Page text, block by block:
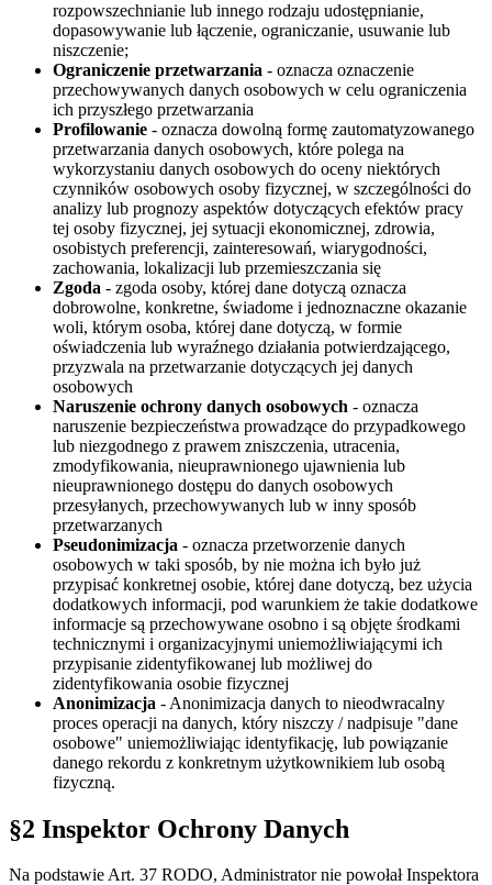
rozpowszechnianie lub innego rodzaju udostępnianie,
dopasowywanie lub łączenie, ograniczanie, usuwanie lub
niszczenie;
Ograniczenie przetwarzania - oznacza oznaczenie
przechowywanych danych osobowych w celu ograniczenia
ich przyszłego przetwarzania
Profilowanie - oznacza dowolną formę zautomatyzowanego
przetwarzania danych osobowych, które polega na
wykorzystaniu danych osobowych do oceny niektórych
czynników osobowych osoby fizycznej, w szczególności do
analizy lub prognozy aspektów dotyczących efektów pracy
tej osoby fizycznej, jej sytuacji ekonomicznej, zdrowia,
osobistych preferencji, zainteresowań, wiarygodności,
zachowania, lokalizacji lub przemieszczania się
Zgoda - zgoda osoby, której dane dotyczą oznacza
dobrowolne, konkretne, świadome i jednoznaczne okazanie
woli, którym osoba, której dane dotyczą, w formie
oświadczenia lub wyraźnego działania potwierdzającego,
przyzwala na przetwarzanie dotyczących jej danych
osobowych
Naruszenie ochrony danych osobowych - oznacza
naruszenie bezpieczeństwa prowadzące do przypadkowego
lub niezgodnego z prawem zniszczenia, utracenia,
zmodyfikowania, nieuprawnionego ujawnienia lub
nieuprawnionego dostępu do danych osobowych
przesyłanych, przechowywanych lub w inny sposób
przetwarzanych
Pseudonimizacja - oznacza przetworzenie danych
osobowych w taki sposób, by nie można ich było już
przypisać konkretnej osobie, której dane dotyczą, bez użycia
dodatkowych informacji, pod warunkiem że takie dodatkowe
informacje są przechowywane osobno i są objęte środkami
technicznymi i organizacyjnymi uniemożliwiającymi ich
przypisanie zidentyfikowanej lub możliwej do
zidentyfikowania osobie fizycznej
Anonimizacja - Anonimizacja danych to nieodwracalny
proces operacji na danych, który niszczy / nadpisuje "dane
osobowe" uniemożliwiając identyfikację, lub powiązanie
danego rekordu z konkretnym użytkownikiem lub osobą
fizyczną.
§2 Inspektor Ochrony Danych
Na podstawie Art. 37 RODO, Administrator nie powołał Inspektora